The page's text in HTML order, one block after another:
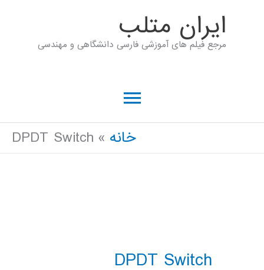
ايران متلب
مرجع فیلم های آموزشی فارسی دانشگاهی و مهندسی
فهرست
اصلی
خانه DPDT Switch
DPDT Switch